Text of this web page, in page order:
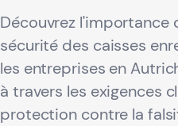
Découvrez l'importance
sécurité des caisses
les entreprises en
à travers les exigences
protection contre la